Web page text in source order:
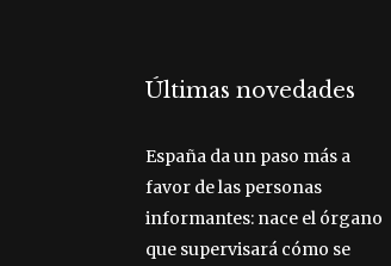
Últimas novedades
España da un paso más a
favor de las personas
informantes: nace el órgano
que supervisará cómo se